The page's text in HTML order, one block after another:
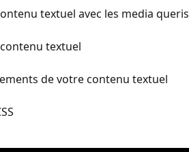
textuel avec les media queris
textuel
de votre contenu textuel